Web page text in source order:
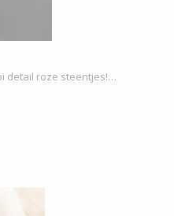
detail roze steentjes!…